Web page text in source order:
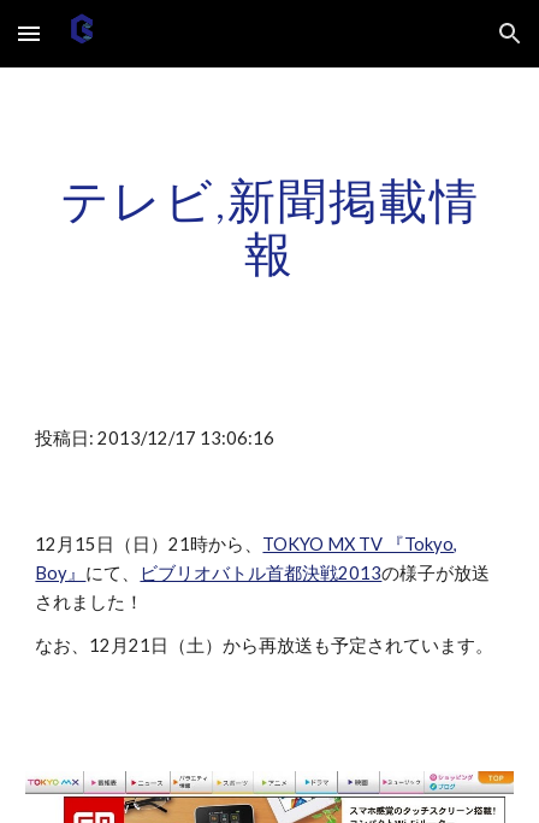
Skip to main content Skip to navigation
テレビ,新聞掲載情
報
投稿日: 2013/12/17 13:06:16
12月15日（日）21時から、 TOKYO MX TV 『Tokyo,
Boy』 にて、 ビブリオバトル首都決戦2013の様子が放送
されました！
なお、12月21日（土）から再放送も予定されています。